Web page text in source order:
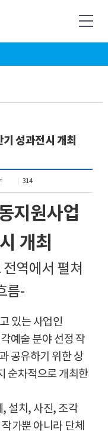
성과전시 개최
314
지원사업
개최
전역에서 펼쳐
름-
있는 사업인
예술 분야 선정 작
공유하기 위한 상
순차적으로 개최한
, 설치 , 사진, 조각
가뿐 아니라 단체